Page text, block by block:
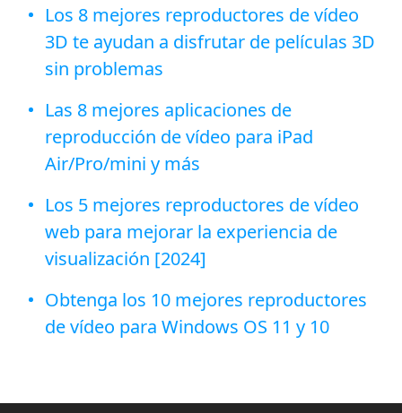
Los 8 mejores reproductores de vídeo
3D te ayudan a disfrutar de películas 3D
sin problemas
Las 8 mejores aplicaciones de
reproducción de vídeo para iPad
Air/Pro/mini y más
Los 5 mejores reproductores de vídeo
web para mejorar la experiencia de
visualización [2024]
Obtenga los 10 mejores reproductores
de vídeo para Windows OS 11 y 10